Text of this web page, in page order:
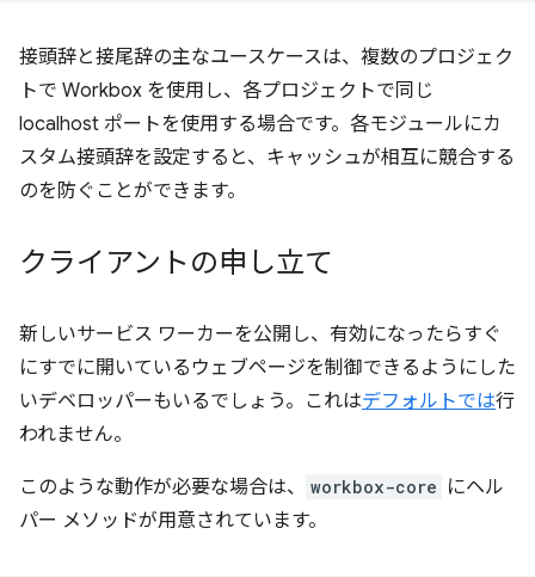
接頭辞と接尾辞の主なユースケースは、複数のプロジェク
トで Workbox を使用し、各プロジェクトで同じ
localhost ポートを使用する場合です。各モジュールにカ
スタム接頭辞を設定すると、キャッシュが相互に競合する
のを防ぐことができます。
クライアントの申し立て
新しいサービス ワーカーを公開し、有効になったらすぐ
にすでに開いているウェブページを制御できるようにした
いデベロッパーもいるでしょう。これはデフォルトでは行
われません。
このような動作が必要な場合は、 workbox-core にヘル
パー メソッドが用意されています。